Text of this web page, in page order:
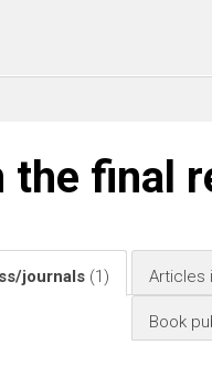
the final
journals (1) Articles
Book